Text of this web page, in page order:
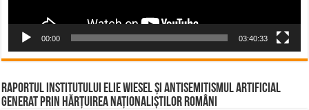
00:00 03:40:33
Raportul Institutului Elie Wiesel și Antisemitismul Artificial
Generat prin Hărțuirea Naționaliștilor Români